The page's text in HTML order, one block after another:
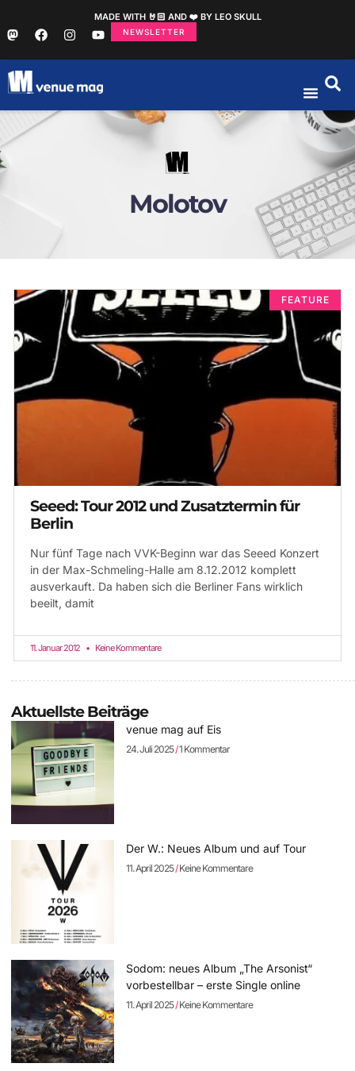
MADE WITH 🤘🏻 AND ❤️ BY LEO SKULL
NEWSLETTER
Molotov
FEATURE
Seeed: Tour 2012 und Zusatztermin für
Berlin
Nur fünf Tage nach VVK-Beginn war das Seeed Konzert
in der Max-Schmeling-Halle am 8.12.2012 komplett
ausverkauft. Da haben sich die Berliner Fans wirklich
beeilt, damit
11. Januar 2012 Keine Kommentare
Aktuellste Beiträge
venue mag auf Eis
24. Juli 2025 1 Kommentar
Der W.: Neues Album und auf Tour
11. April 2025 Keine Kommentare
Sodom: neues Album „The Arsonist“
vorbestellbar – erste Single online
11. April 2025 Keine Kommentare